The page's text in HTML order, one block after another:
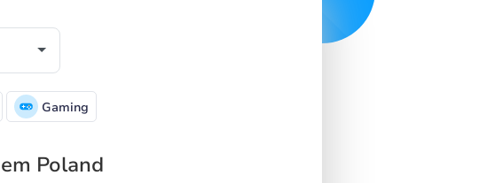
Gaming
Poland